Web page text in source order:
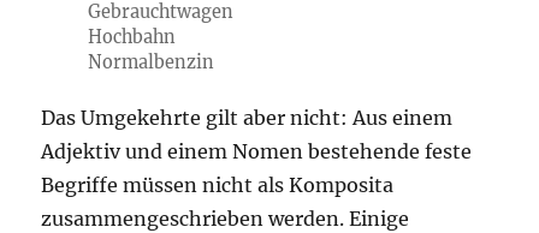
Gebrauchtwagen
Hochbahn
Normalbenzin
Das Umgekehrte gilt aber nicht: Aus einem
Adjektiv und einem Nomen bestehende feste
Begriffe müssen nicht als Komposita
zusammengeschrieben werden. Einige